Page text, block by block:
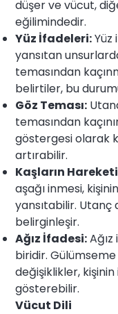
düşer ve vücut,
eğilimindedir.
Yüz İfadeleri:Yüz
yansıtan
temasından
belirtiler, bu
Göz Teması:
temasından
göstergesi olarak
artırabilir.
Kaşların
aşağı inmesi,
yansıtabilir.
belirginleşir.
Ağız İfadesi:
biridir. Gülümseme
değişiklikler,
gösterebilir.
Vücut Dili